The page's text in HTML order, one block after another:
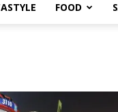
FOOD